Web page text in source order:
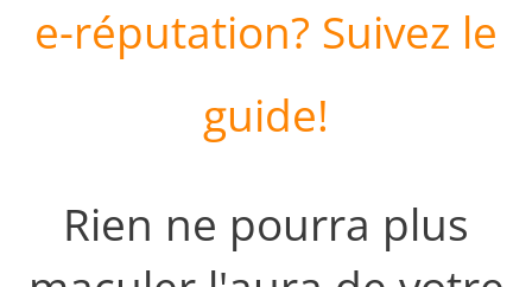
e-réputation? Suivez le
guide!
Rien ne pourra plus